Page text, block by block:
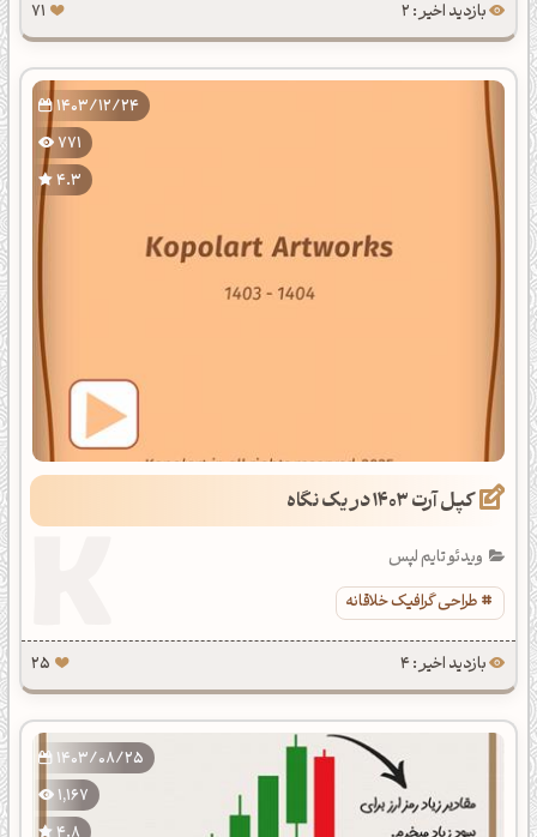
بازدید اخیر : 2 71
1403/12/24
771
4.3
کپل آرت 1403 در یک نگاه
ویدئو تایم لپس
طراحی گرافیک خلاقانه
بازدید اخیر : 4 25
1403/08/25
1,167